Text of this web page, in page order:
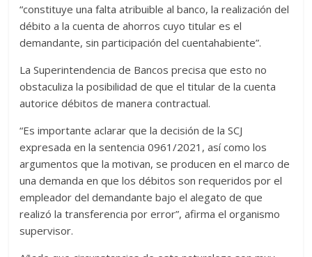
“constituye una falta atribuible al banco, la realización del
débito a la cuenta de ahorros cuyo titular es el
demandante, sin participación del cuentahabiente”.
La Superintendencia de Bancos precisa que esto no
obstaculiza la posibilidad de que el titular de la cuenta
autorice débitos de manera contractual.
“Es importante aclarar que la decisión de la SCJ
expresada en la sentencia 0961/2021, así como los
argumentos que la motivan, se producen en el marco de
una demanda en que los débitos son requeridos por el
empleador del demandante bajo el alegato de que
realizó la transferencia por error”, afirma el organismo
supervisor.